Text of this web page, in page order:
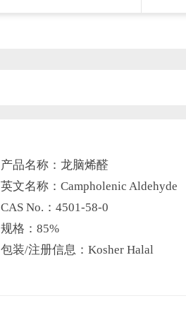
产品名称：龙脑烯醛
英文名称：Campholenic Aldehyde
CAS No.：4501-58-0
规格：85%
包装/注册信息：Kosher Halal